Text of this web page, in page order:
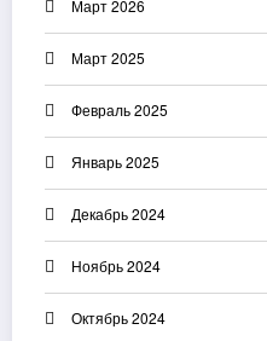
Март 2026
Март 2025
Февраль 2025
Январь 2025
Декабрь 2024
Ноябрь 2024
Октябрь 2024